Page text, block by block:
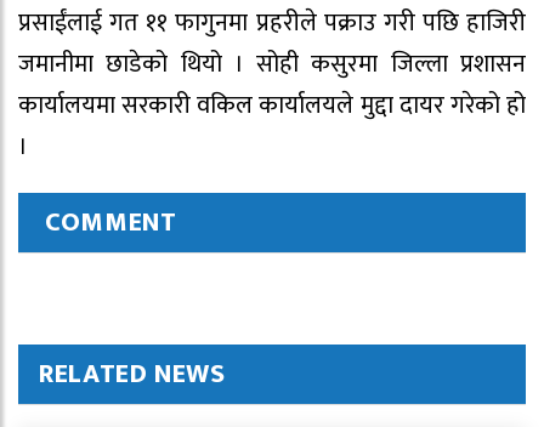
प्रसाईंलाई गत ११ फागुनमा प्रहरीले पक्राउ गरी पछि हाजिरी
जमानीमा छाडेको थियो । सोही कसुरमा जिल्ला प्रशासन
कार्यालयमा सरकारी वकिल कार्यालयले मुद्दा दायर गरेको हो
।
COMMENT
RELATED NEWS